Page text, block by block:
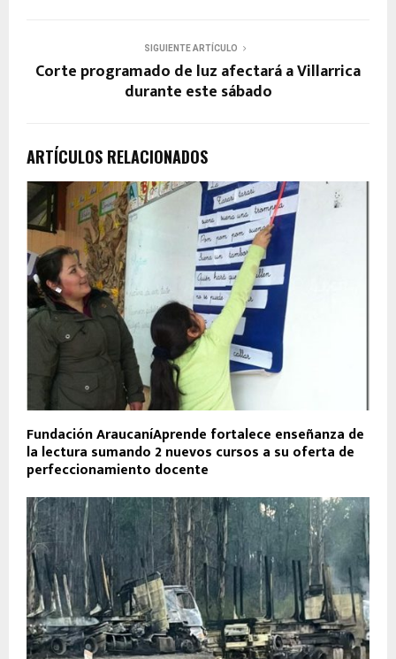
SIGUIENTE ARTÍCULO
Corte programado de luz afectará a Villarrica
durante este sábado
ARTÍCULOS RELACIONADOS
Fundación AraucaníAprende fortalece enseñanza de
la lectura sumando 2 nuevos cursos a su oferta de
perfeccionamiento docente